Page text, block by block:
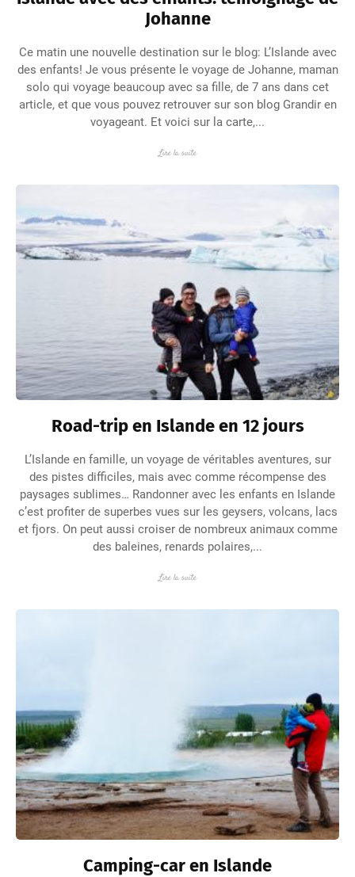
Johanne
Ce matin une nouvelle destination sur le blog: L’Islande avec
des enfants! Je vous présente le voyage de Johanne, maman
solo qui voyage beaucoup avec sa fille, de 7 ans dans cet
article, et que vous pouvez retrouver sur son blog Grandir en
voyageant. Et voici sur la carte,...
Lire la suite
Road-trip en Islande en 12 jours
L’Islande en famille, un voyage de véritables aventures, sur
des pistes difficiles, mais avec comme récompense des
paysages sublimes… Randonner avec les enfants en Islande
c’est profiter de superbes vues sur les geysers, volcans, lacs
et fjors. On peut aussi croiser de nombreux animaux comme
des baleines, renards polaires,...
Lire la suite
Camping-car en Islande